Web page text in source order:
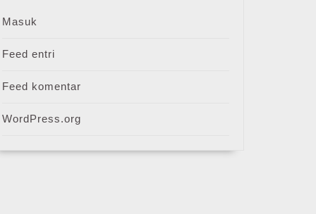
Masuk
Feed entri
Feed komentar
WordPress.org